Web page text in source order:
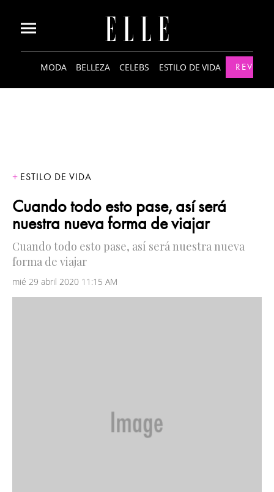
MODA BELLEZA CELEBS ESTILO DE VIDA
ESTILO DE VIDA
Cuando todo esto pase, así será
nuestra nueva forma de viajar
Cuando todo esto pase, así será nuestra nueva
forma de viajar
mié 29 abril 2020 11:15 AM